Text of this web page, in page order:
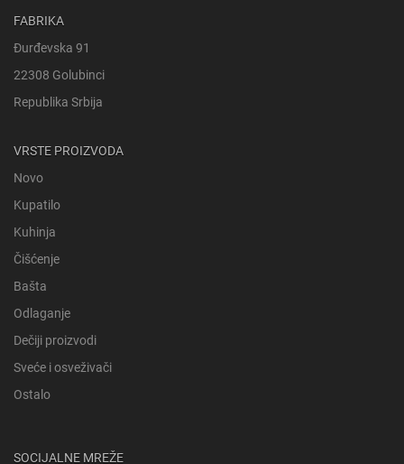
FABRIKA
Đurđevska 91
22308 Golubinci
Republika Srbija
VRSTE PROIZVODA
Novo
Kupatilo
Kuhinja
Čišćenje
Bašta
Odlaganje
Dečiji proizvodi
Sveće i osveživači
Ostalo
SOCIJALNE MREŽE